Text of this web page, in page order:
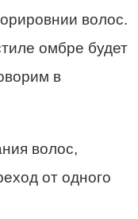
волос.
омбре будет
в
волос,
от одного